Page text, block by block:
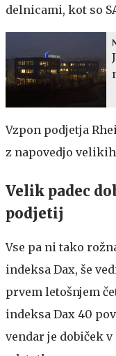
delnicami, kot so
Vzpon podjetja
z napovedjo
Velik padec
podjetij
Vse pa ni tako
indeksa Dax, še
prvem letošnjem
indeksa Dax 40
vendar je dobiček